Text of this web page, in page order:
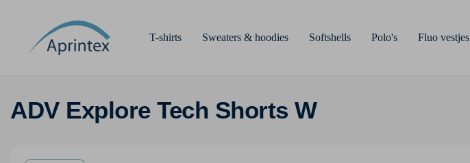
T-shirts Sweaters & hoodies Softshells Polo's Fluo vestjes
ADV Explore Tech Shorts W